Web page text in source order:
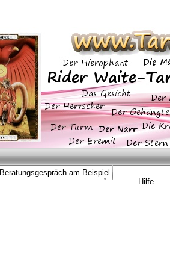
Beratungsgespräch am Beispiel
Hilfe